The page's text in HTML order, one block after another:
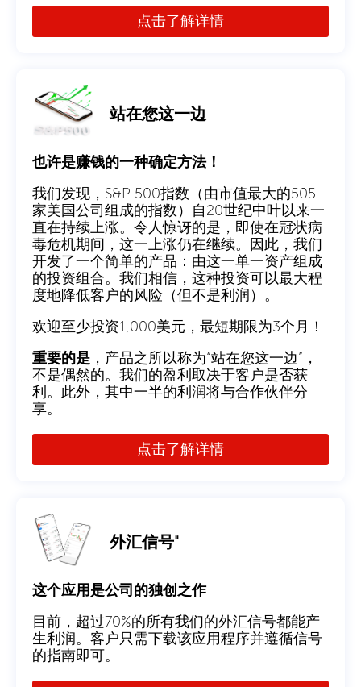
点击了解详情
站在您这一边
也许是赚钱的一种确定方法！
我们发现，S&P 500指数（由市值最大的505
家美国公司组成的指数）自20世纪中叶以来一
直在持续上涨。令人惊讶的是，即使在冠状病
毒危机期间，这一上涨仍在继续。因此，我们
开发了一个简单的产品：由这一单一资产组成
的投资组合。我们相信，这种投资可以最大程
度地降低客户的风险（但不是利润）。
欢迎至少投资1,000美元，最短期限为3个月！
重要的是 ，产品之所以称为“站在您这一边”，
不是偶然的。我们的盈利取决于客户是否获
利。此外，其中一半的利润将与合作伙伴分
享。
点击了解详情
外汇信号"
这个应用是公司的独创之作
目前，超过70%的所有我们的外汇信号都能产
生利润。客户只需下载该应用程序并遵循信号
的指南即可。